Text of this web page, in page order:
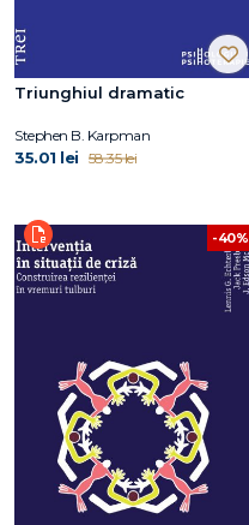
Triunghiul dramatic
Stephen B. Karpman
35.01 lei 58.35 lei
-40%